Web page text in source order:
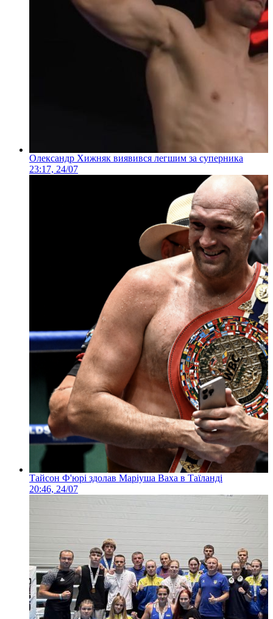
Олександр Хижняк виявився легшим за суперника
23:17, 24/07
Тайсон Ф'юрі здолав Маріуша Ваха в Таїланді
20:46, 24/07